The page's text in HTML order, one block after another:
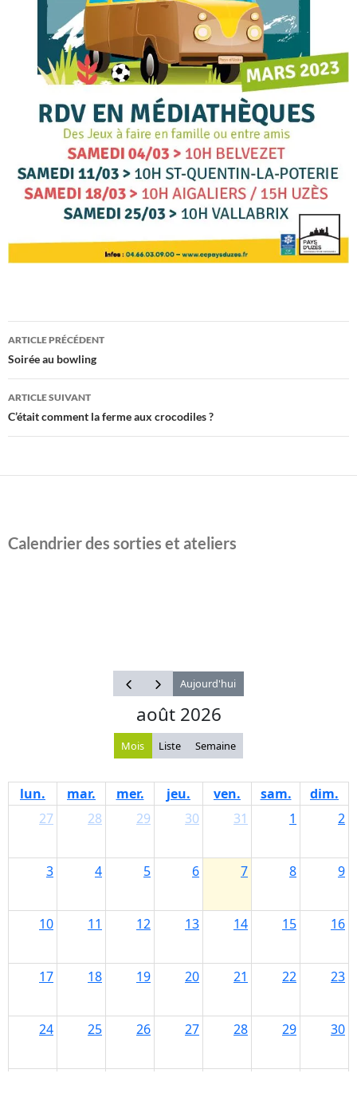
Navigation
des
articles
ARTICLE PRÉCÉDENT
Soirée au bowling
ARTICLE SUIVANT
C’était comment la ferme aux crocodiles ?
Calendrier des sorties et ateliers